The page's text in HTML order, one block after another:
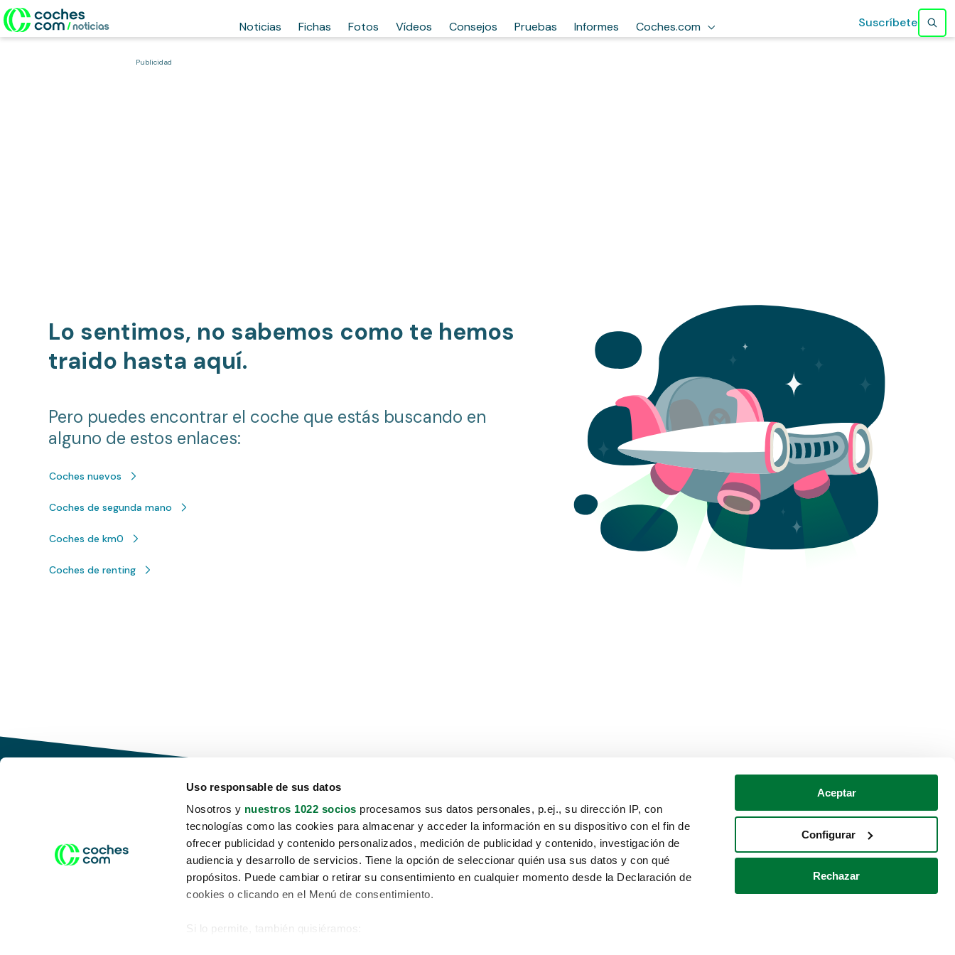
Uso responsable de sus datos
Nosotros y nuestros 1022 socios procesamos sus datos personales, p.ej., su dirección IP, con
tecnologías como las cookies para almacenar y acceder la información en su dispositivo con el fin de
ofrecer publicidad y contenido personalizados, medición de publicidad y contenido, investigación de
audiencia y desarrollo de servicios. Tiene la opción de seleccionar quién usa sus datos y con qué
propósitos. Puede cambiar o retirar su consentimiento en cualquier momento desde la Declaración de
cookies o clicando en el Menú de consentimiento.
Si lo permite, también quisiéramos:
Aceptar
Configurar
Rechazar
Noticias Fichas Fotos Vídeos Consejos Pruebas Informes Coches.com Suscríbete
Publicidad
Lo sentimos, no sabemos como te hemos
traido hasta aquí.
Pero puedes encontrar el coche que estás buscando en
alguno de estos enlaces:
Coches nuevos
Coches de segunda mano
Coches de km0
Coches de renting
Conduce tu futuro,
desata tu movilidad